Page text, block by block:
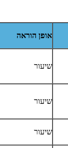
אופן הוראה
שיעור
שיעור
שיעור